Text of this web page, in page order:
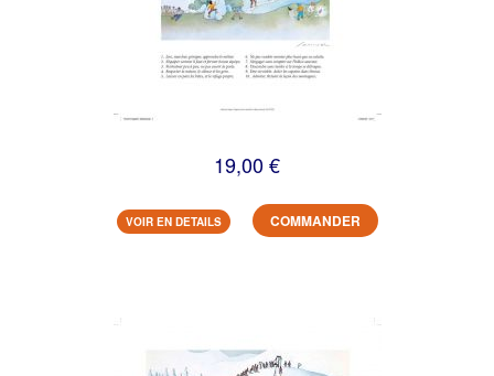
19,00 €
VOIR EN DETAILS COMMANDER